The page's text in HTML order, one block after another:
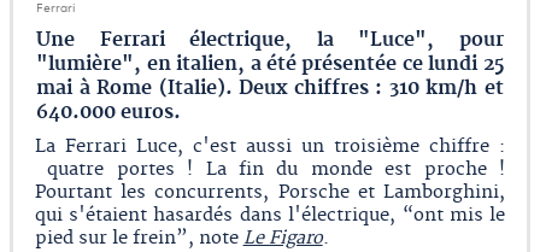
Ferrari
Une Ferrari électrique, la "Luce", pour
"lumière", en italien, a été présentée ce lundi 25
mai à Rome (Italie). Deux chiffres : 310 km/h et
640.000 euros.
La Ferrari Luce, c'est aussi un troisième chiffre :
quatre portes ! La fin du monde est proche !
Pourtant les concurrents, Porsche et Lamborghini,
qui s'étaient hasardés dans l'électrique, “ont mis le
pied sur le frein”, note Le Figaro.